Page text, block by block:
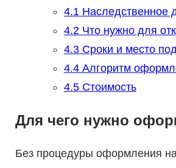
4.1Наследственное
4.2Что нужно для
4.3Сроки и место
4.4Алгоритм
4.5Стоимость
Для чего нужно
Без процедуры оформления